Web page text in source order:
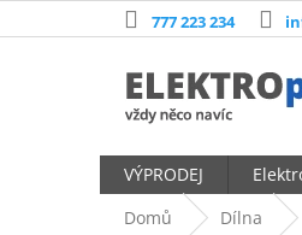
na
777 223 234
VÝPRODEJ
Domů
Dílna